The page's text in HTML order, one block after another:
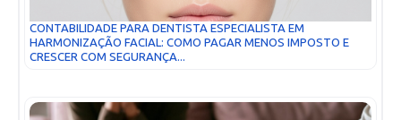
CONTABILIDADE PARA DENTISTA ESPECIALISTA EM
HARMONIZAÇÃO FACIAL: COMO PAGAR MENOS IMPOSTO E
CRESCER COM SEGURANÇA...